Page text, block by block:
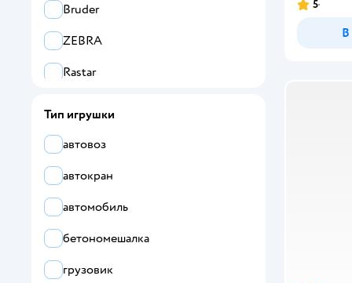
Рейтинг:
5
В
Bruder
ZEBRA
Rastar
Все
Тип игрушки
автовоз
автокран
автомобиль
бетономешалка
грузовик